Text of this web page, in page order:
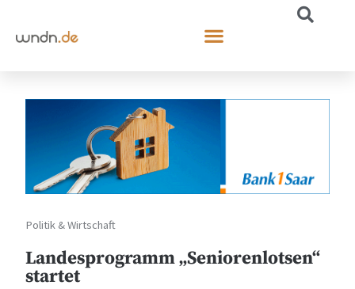
Politik & Wirtschaft
Landesprogramm „Seniorenlotsen“
startet